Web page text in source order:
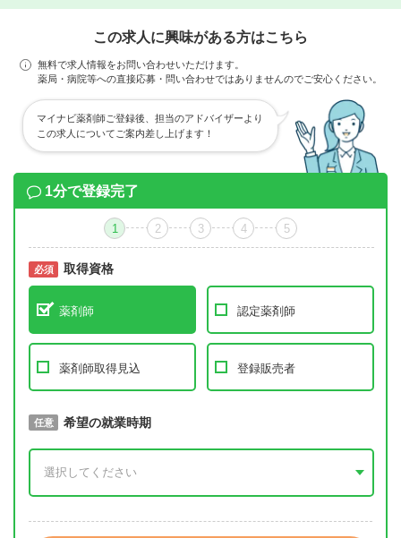
この求人に興味がある方はこちら
無料で求人情報をお問い合わせいただけます。
薬局・病院等への直接応募・問い合わせではありませんのでご安心ください。
マイナビ薬剤師ご登録後、担当のアドバイザーより
この求人についてご案内差し上げます！
1分で登録完了
1 2 3 4 5
必須 取得資格
薬剤師 認定薬剤師
薬剤師取得見込 登録販売者
必須 取得予定年
任意 希望の就業時期